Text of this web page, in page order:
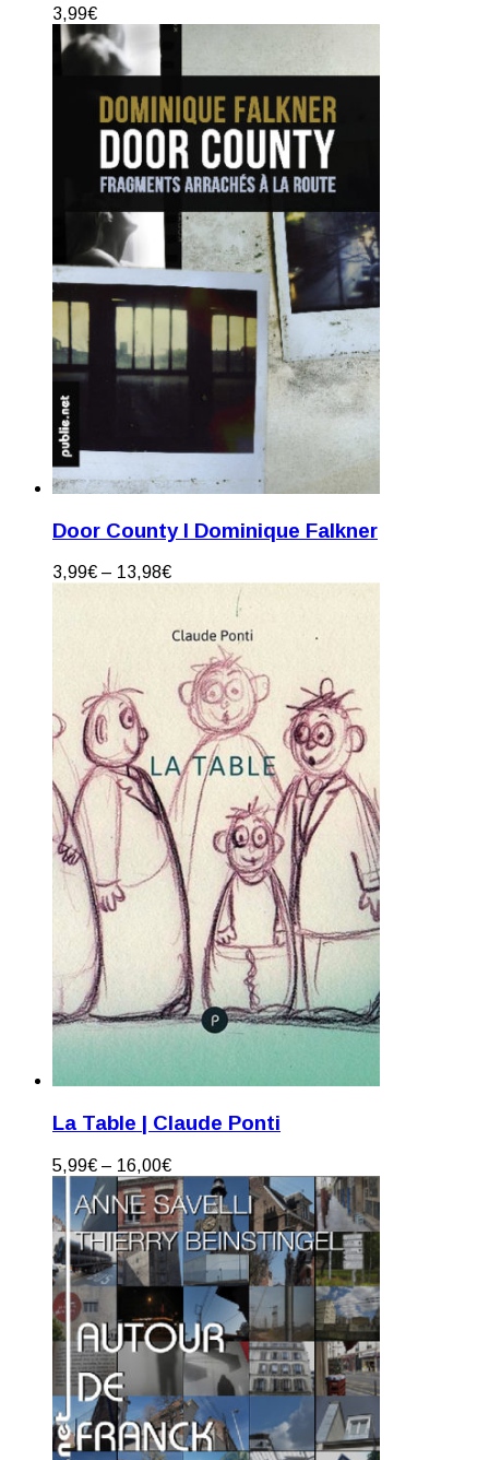
3,99€
Door County I Dominique Falkner
3,99€ – 13,98€
La Table | Claude Ponti
5,99€ – 16,00€